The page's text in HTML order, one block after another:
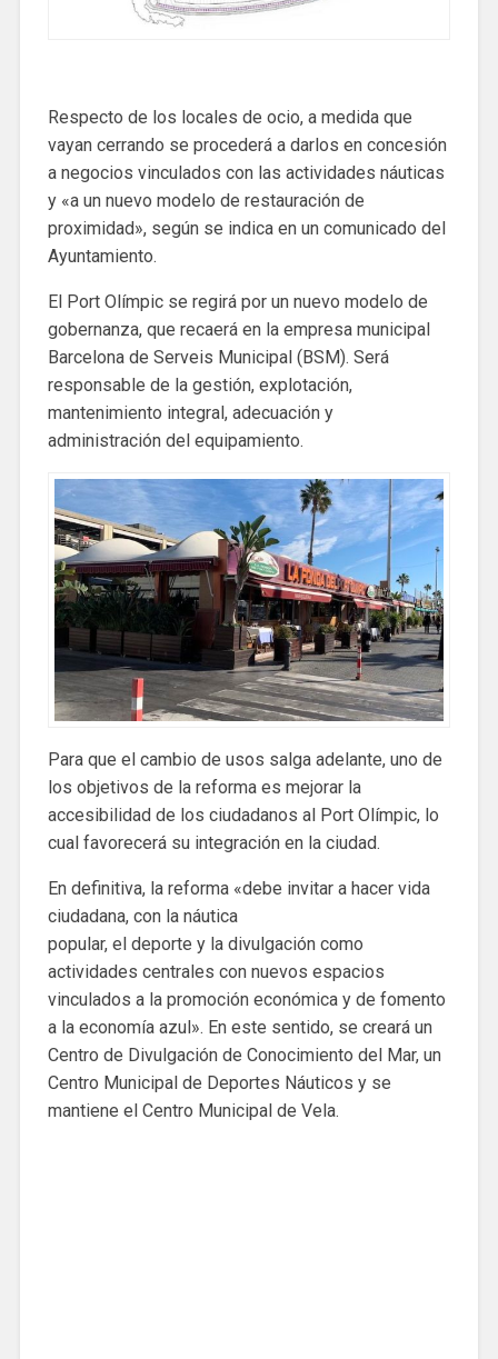
Respecto de los locales de ocio, a medida que
vayan cerrando se procederá a darlos en concesión
a negocios vinculados con las actividades náuticas
y «a un nuevo modelo de restauración de
proximidad», según se indica en un comunicado del
Ayuntamiento.
El Port Olímpic se regirá por un nuevo modelo de
gobernanza, que recaerá en la empresa municipal
Barcelona de Serveis Municipal (BSM). Será
responsable de la gestión, explotación,
mantenimiento integral, adecuación y
administración del equipamiento.
Para que el cambio de usos salga adelante, uno de
los objetivos de la reforma es mejorar la
accesibilidad de los ciudadanos al Port Olímpic, lo
cual favorecerá su integración en la ciudad.
En definitiva, la reforma «debe invitar a hacer vida
ciudadana, con la náutica
popular, el deporte y la divulgación como
actividades centrales con nuevos espacios
vinculados a la promoción económica y de fomento
a la economía azul». En este sentido, se creará un
Centro de Divulgación de Conocimiento del Mar, un
Centro Municipal de Deportes Náuticos y se
mantiene el Centro Municipal de Vela.